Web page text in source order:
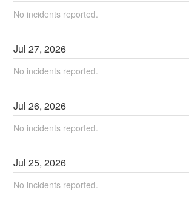
No incidents reported.
Jul27,2026
No incidents reported.
Jul26,2026
No incidents reported.
Jul25,2026
No incidents reported.